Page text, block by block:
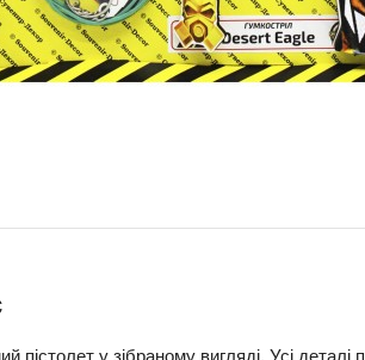
посудатовары
пістолет у зібраному вигляді. Усі